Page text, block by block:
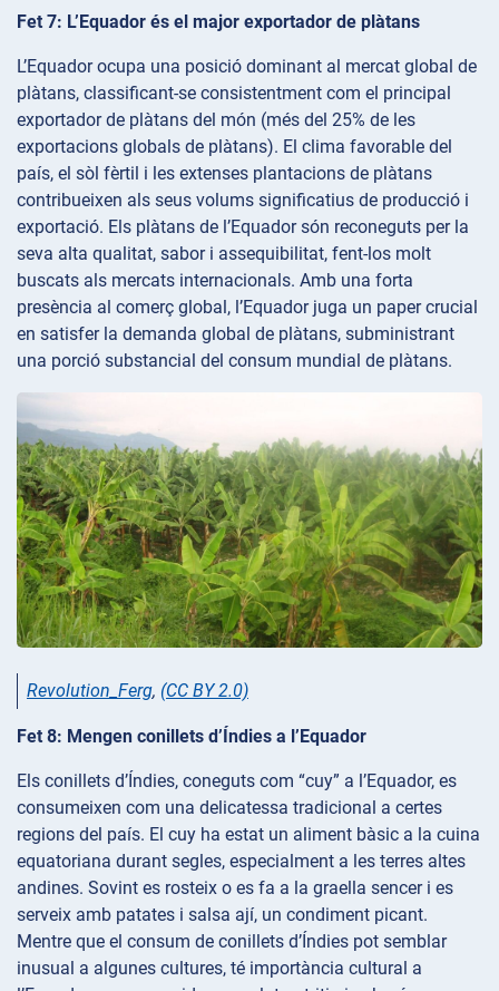
Fet 7: L’Equador és el major exportador de plàtans
L’Equador ocupa una posició dominant al mercat global de
plàtans, classificant-se consistentment com el principal
exportador de plàtans del món (més del 25% de les
exportacions globals de plàtans). El clima favorable del
país, el sòl fèrtil i les extenses plantacions de plàtans
contribueixen als seus volums significatius de producció i
exportació. Els plàtans de l’Equador són reconeguts per la
seva alta qualitat, sabor i assequibilitat, fent-los molt
buscats als mercats internacionals. Amb una forta
presència al comerç global, l’Equador juga un paper crucial
en satisfer la demanda global de plàtans, subministrant
una porció substancial del consum mundial de plàtans.
Revolution_Ferg, (CC BY 2.0)
Fet 8: Mengen conillets d’Índies a l’Equador
Els conillets d’Índies, coneguts com “cuy” a l’Equador, es
consumeixen com una delicatessa tradicional a certes
regions del país. El cuy ha estat un aliment bàsic a la cuina
equatoriana durant segles, especialment a les terres altes
andines. Sovint es rosteix o es fa a la graella sencer i es
serveix amb patates i salsa ají, un condiment picant.
Mentre que el consum de conillets d’Índies pot semblar
inusual a algunes cultures, té importància cultural a